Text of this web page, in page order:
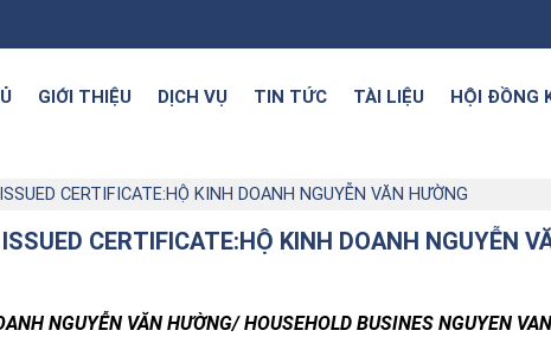
GIỚI THIỆU DỊCH VỤ TIN TỨC TÀI LIỆU HỘI ĐỒNG
CERTIFICATE:HỘ KINH DOANH NGUYỄN VĂN HƯỜNG
CERTIFICATE:HỘ KINH DOANH NGUYỄN
NGUYỄN VĂN HƯỜNG/ HOUSEHOLD BUSINES NGUYEN